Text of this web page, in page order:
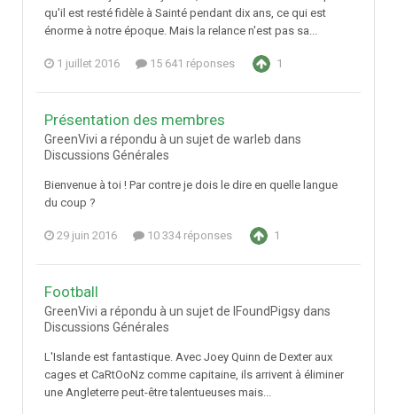
qu'il est resté fidèle à Sainté pendant dix ans, ce qui est
énorme à notre époque. Mais la relance n'est pas sa...
1 juillet 2016 15 641 réponses 1
Présentation des membres
GreenVivi a répondu à un sujet de warleb dans
Discussions Générales
Bienvenue à toi ! Par contre je dois le dire en quelle langue
du coup ?
29 juin 2016 10 334 réponses 1
Football
GreenVivi a répondu à un sujet de IFoundPigsy dans
Discussions Générales
L'Islande est fantastique. Avec Joey Quinn de Dexter aux
cages et CaRtOoNz comme capitaine, ils arrivent à éliminer
une Angleterre peut-être talentueuses mais...